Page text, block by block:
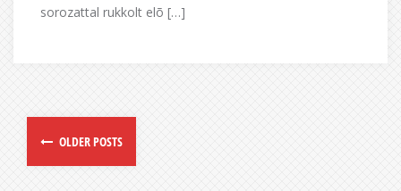
sorozattal rukkolt elõ […]
OLDER POSTS